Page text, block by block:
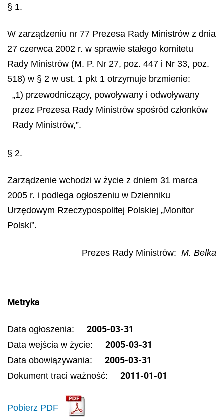
§ 1.
W zarządzeniu nr 77 Prezesa Rady Ministrów z dnia
27 czerwca 2002 r. w sprawie stałego komitetu
Rady Ministrów (M. P. Nr 27, poz. 447 i Nr 33, poz.
518) w § 2 w ust. 1 pkt 1 otrzymuje brzmienie:
„1) przewodniczący, powoływany i odwoływany
przez Prezesa Rady Ministrów spośród członków
Rady Ministrów,”.
§ 2.
Zarządzenie wchodzi w życie z dniem 31 marca
2005 r. i podlega ogłoszeniu w Dzienniku
Urzędowym Rzeczypospolitej Polskiej „Monitor
Polski”.
Prezes Rady Ministrów: M. Belka
Metryka
Data ogłoszenia: 2005-03-31
Data wejścia w życie: 2005-03-31
Data obowiązywania: 2005-03-31
Dokument traci ważność: 2011-01-01
Pobierz PDF